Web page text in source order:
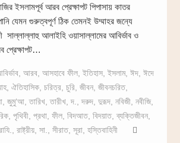
ইসলামপূর্ব আরব প্রেক্ষাপট পিপাসায় কাতর
যেমন গুরুত্বপূর্ণ ঠিক তেমনই উম্মাহর জন্যে
সাল্লাল্লাহু আলাইহি ওয়াসাল্লামের আবির্ভাব ও
প্রেক্ষাপট…
, আরব, আসহাবে ফীল, ইতিহাস, ইসলাম, ঈদ, ঈদে
, ঐতিহাসিক, চরিত্র, চুরি, জীবন, জীবনচরিত,
, জুমু‘আ,তারিখ,তারীখ,দ. ,দরুদ, দুরূদ, নবিজী, নবীজি,
, পৃথিবী, প্রথা, ফীল, বিদআত, বিদয়াত,ব্যক্তিজীবন,
রাষ্ট্রীয়, সা. সীরাত, সূরা, হস্তিবাহিনী